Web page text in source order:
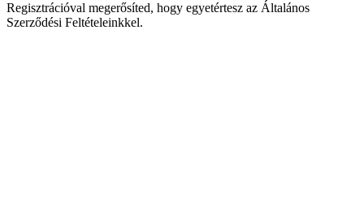
Regisztrációval megerősíted, hogy egyetértesz az Általános
Szerződési Feltételeinkkel.